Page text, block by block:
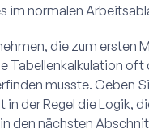
im normalen
die zum ersten
Tabellenkalkulation
musste. Geben
der Regel die Logik,
den nächsten